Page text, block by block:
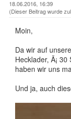
18.06.2016, 16:39
(Dieser Beitrag wurde
Moin,
Da wir auf
Hecklader, Ã¡
haben wir uns
Und ja, auch